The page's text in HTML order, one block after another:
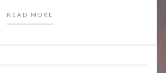
READ MORE